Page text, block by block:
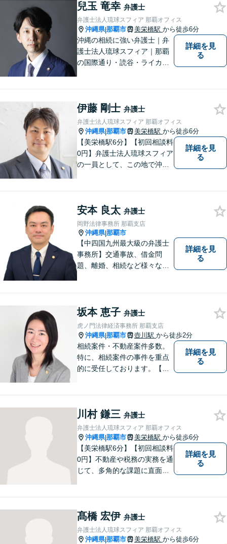
らではの習慣」を熟知した弁
護士が多数在籍。
兒玉 竜幸 弁護士
弁護士法人琉球スフィア 那覇オフィス
沖縄県|那覇市 美栄橋駅 から徒歩6分
沖縄の相続に強い弁護士｜弁
護士法人琉球スフィア｜那覇
の国際通り・読谷・ライカム
に対応し、あなたの立場に立
ったベストな紛争解決を導く
ことを常に大切にしていま
す。
詳細を見
る
伊藤 剛士 弁護士
弁護士法人琉球スフィア 那覇オフィス
沖縄県|那覇市 美栄橋駅 から徒歩6分
【美栄橋駅6分】【初回相談料
0円】弁護士法人琉球スフィア
の一員として、この地で沖縄
ございませんので、安心して
経験豊富な弁護士にご相談く
ださい。
詳細を見
る
安本 良太 弁護士
岡野法律事務所 那覇支店
沖縄県|那覇市
【中四国九州最大級の弁護士
事務所】交通事故、借金問
題、離婚、相続など様々な問
い！
詳細を見
る
坂本 恵子 弁護士
虎ノ門法律経済事務所 那覇支店
沖縄県|那覇市 壺川駅 から徒歩2分
相続案件・不動産案件多数。
特に、相続案件の事件を重点
的に受任しております。【初
働問題については、雇用主の
方からのご相談のみとさせて
いただいております。
詳細を見
る
川村 鎌三 弁護士
弁護士法人琉球スフィア 那覇オフィス
沖縄県|那覇市 美栄橋駅 から徒歩6分
【美栄橋駅6分】【初回相談料
0円】不動産や税務の実務を通
じて、多角的な課題に直面す
た。 複雑な問題を一つの窓口
で解決できる存在を目指し、
日々研鑽を重ねています。
詳細を見
る
髙橋 宏伊 弁護士
弁護士法人琉球スフィア 那覇オフィス
沖縄県|那覇市 美栄橋駅 から徒歩6分